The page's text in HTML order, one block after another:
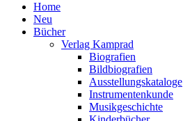
Home
Neu
Bücher
Verlag Kamprad
Biografien
Bildbiografien
Ausstellungskataloge
Instrumentenkunde
Musikgeschichte